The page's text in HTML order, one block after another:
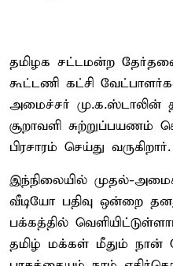
தமிழக சட்டமன்ற
கூட்டணி கட்சி
அமைச்சர் மு.க.ஸ்டாலின்
சூறாவளி சுற்றுப்பயணம்
பிரசாரம் செய்து வருகிறார்.
இந்நிலையில் முதல்-
வீடியோ பதிவு ஒன்றை
பக்கத்தில்
தமிழ் மக்கள் மீதும்